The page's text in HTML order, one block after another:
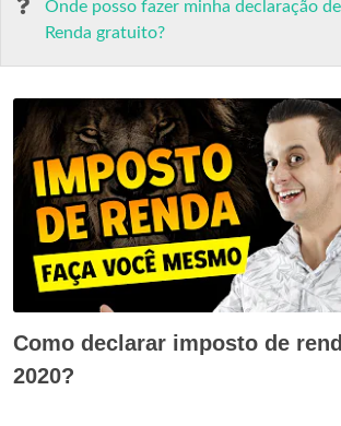
Onde posso fazer minha declaração
Renda gratuito?
Como declarar imposto de
2020?